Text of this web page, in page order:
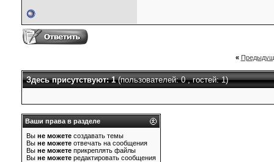
«
Здесь присутствуют: 1(пользователей: 0 , гостей: 1)
Ваши права в разделе
Вы не можете создавать темы
Вы не можете отвечать на сообщения
Вы не можете прикреплять файлы
Вы не можете редактировать сообщения